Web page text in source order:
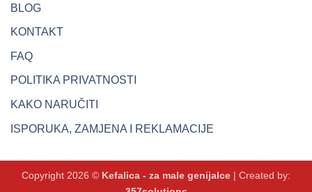
BLOG
KONTAKT
FAQ
POLITIKA PRIVATNOSTI
KAKO NARUČITI
ISPORUKA, ZAMJENA I REKLAMACIJE
Copyright 2026 © Kefalica - za male genijalce | Created by: